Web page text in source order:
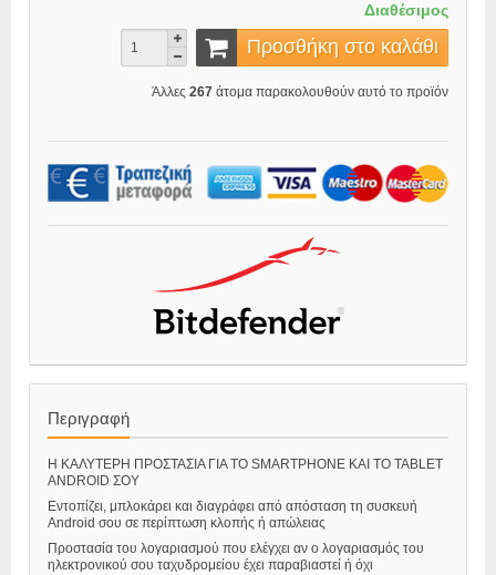
Διαθέσιμος
Προσθήκη στο καλάθι
Άλλες 267 άτομα παρακολουθούν αυτό το προϊόν
Περιγραφή
Η ΚΑΛΥΤΕΡΗ ΠΡΟΣΤΑΣΙΑ ΓΙΑ ΤΟ SMARTPHONE ΚΑΙ ΤΟ TABLET
ANDROID ΣΟΥ
Εντοπίζει, μπλοκάρει και διαγράφει από απόσταση τη συσκευή
Android σου σε περίπτωση κλοπής ή απώλειας
Προστασία του λογαριασμού που ελέγχει αν ο λογαριασμός του
ηλεκτρονικού σου ταχυδρομείου έχει παραβιαστεί ή όχι